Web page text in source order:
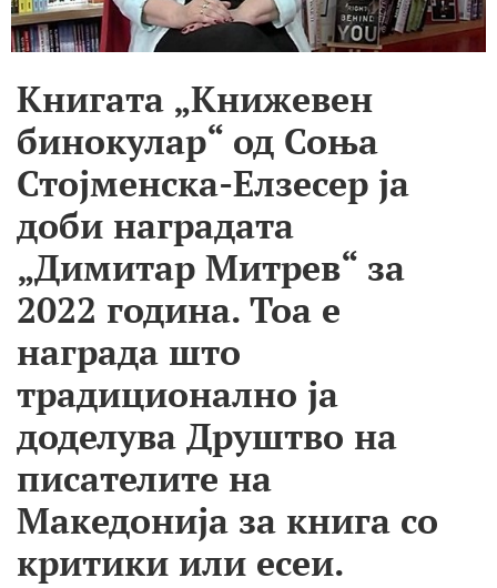
Книгата „Книжевен
бинокулар“ од Соња
Стојменска-Елзесер ја
доби наградата
„Димитар Митрев“ за
2022 година. Тоа е
награда што
традиционално ја
доделува Друштво на
писателите на
Македонија за книга со
критики или есеи.